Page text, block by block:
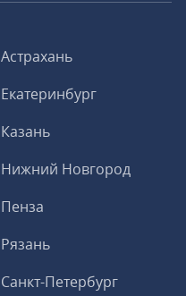
Астрахань
Екатеринбург
Казань
Нижний Новгород
Пенза
Рязань
Санкт-Петербург